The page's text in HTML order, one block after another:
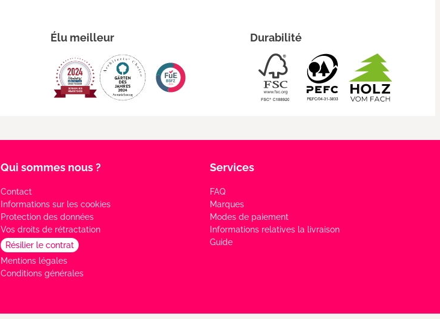
Élu meilleur Durabilité
Qui sommes nous ?
Contact
Informations sur les cookies
Protection des données
Vos droits de rétractation
Résilier le contrat
Mentions légales
Conditions générales
Services
FAQ
Marques
Modes de paiement
Informations relatives la livraison
Guide